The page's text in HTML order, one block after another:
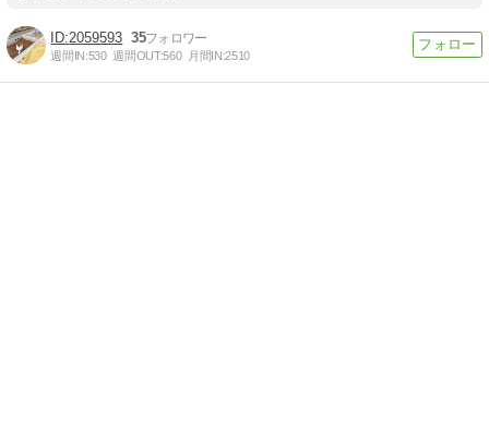
2059593 35
週間IN:530 週間OUT:560 月間IN:2510